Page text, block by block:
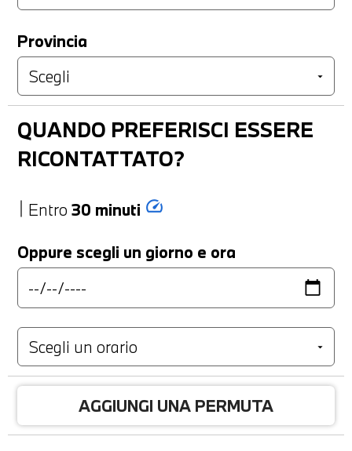
Provincia
QUANDO PREFERISCI ESSERE
RICONTATTATO?
Entro 30 minuti speed
Oppure scegli un giorno e ora
AGGIUNGI UNA PERMUTA